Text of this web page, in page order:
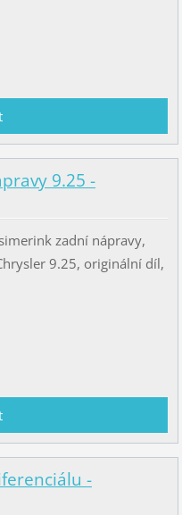
9.25 -
zadní nápravy,
9.25, originální díl,
-